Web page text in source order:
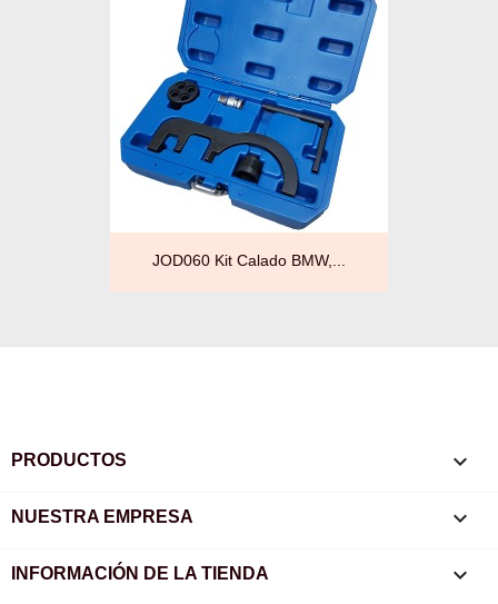
JOD060 Kit Calado BMW,...
PRODUCTOS 
NUESTRA EMPRESA 
INFORMACIÓN DE LA TIENDA keyboard_arrow_down